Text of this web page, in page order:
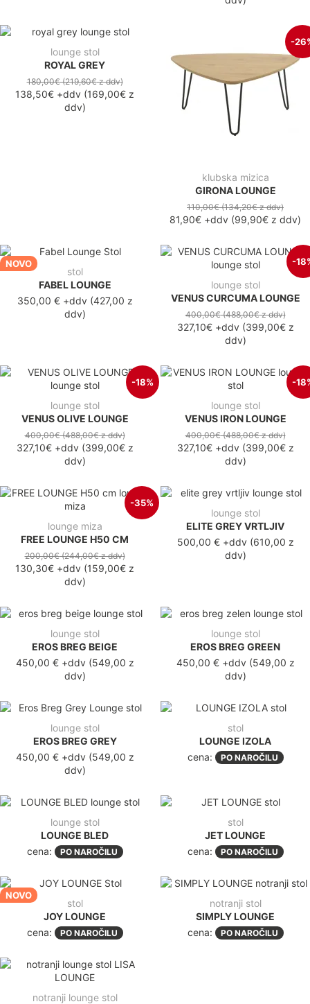
lounge stol
ROYAL GREY
180,00€(219,60€z ddv)
138,50€ +ddv (169,00€ z
ddv)
-
klubska mizica
GIRONA LOUNGE
110,00€(134,20€z ddv)
81,90€ +ddv (99,90€ z ddv)
NOVO
stol
FABEL LOUNGE
350,00 €+ddv(427,00 z
ddv)
-
lounge stol
VENUS CURCUMA LOUNGE
400,00€(488,00€z ddv)
327,10€+ddv(399,00€z
ddv)
-18%
lounge stol
VENUS OLIVE LOUNGE
400,00€(488,00€z ddv)
327,10€+ddv(399,00€z
ddv)
-
lounge stol
VENUS IRON LOUNGE
400,00€(488,00€z ddv)
327,10€+ddv(399,00€z
ddv)
-35%
lounge miza
FREE LOUNGE H50 CM
200,00€(244,00€z ddv)
130,30€ +ddv (159,00€ z
ddv)
lounge stol
ELITE GREY VRTLJIV
500,00 €+ddv(610,00 z
ddv)
lounge stol
EROS BREG BEIGE
450,00 €+ddv(549,00 z
ddv)
lounge stol
EROS BREG GREEN
450,00 €+ddv(549,00 z
ddv)
lounge stol
EROS BREG GREY
450,00 €+ddv(549,00 z
ddv)
stol
LOUNGE IZOLA
cena:
PO NAROČILU
lounge stol
LOUNGE BLED
cena:
PO NAROČILU
stol
JET LOUNGE
cena:
PO NAROČILU
NOVO
stol
JOY LOUNGE
cena:
PO NAROČILU
notranji stol
SIMPLY LOUNGE
cena:
PO NAROČILU
notranji lounge stol